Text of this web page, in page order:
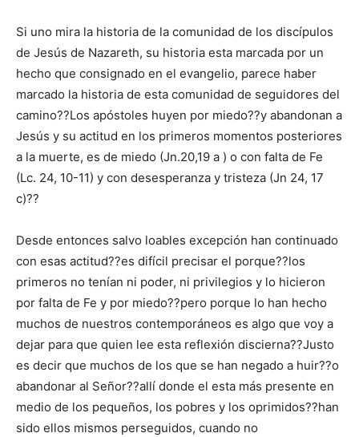
Si uno mira la historia de la comunidad de los discípulos
de Jesús de Nazareth, su historia esta marcada por un
hecho que consignado en el evangelio, parece haber
marcado la historia de esta comunidad de seguidores del
camino??Los apóstoles huyen por miedo??y abandonan a
Jesús y su actitud en los primeros momentos posteriores
a la muerte, es de miedo (Jn.20,19 a ) o con falta de Fe
(Lc. 24, 10-11) y con desesperanza y tristeza (Jn 24, 17
c)??
Desde entonces salvo loables excepción han continuado
con esas actitud??es difícil precisar el porque??los
primeros no tenían ni poder, ni privilegios y lo hicieron
por falta de Fe y por miedo??pero porque lo han hecho
muchos de nuestros contemporáneos es algo que voy a
dejar para que quien lee esta reflexión discierna??Justo
es decir que muchos de los que se han negado a huir??o
abandonar al Señor??allí donde el esta más presente en
medio de los pequeños, los pobres y los oprimidos??han
sido ellos mismos perseguidos, cuando no